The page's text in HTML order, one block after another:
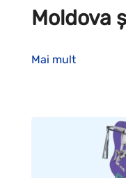
Moldova
Mai mult